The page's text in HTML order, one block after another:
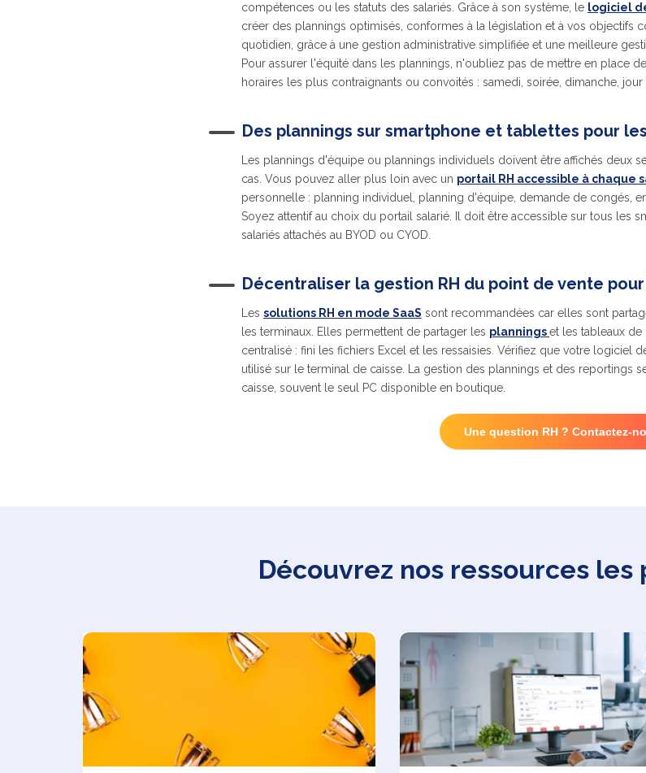
compétences ou les statuts des salariés. Grâce à son système, le logiciel
créer des plannings optimisés, conformes à la législation et à vos objectifs
quotidien, grâce à une gestion administrative simplifiée et une meilleure
Pour assurer l'équité dans les plannings, n'oubliez pas de mettre en place
horaires les plus contraignants ou convoités : samedi, soirée, dimanche, jour
Des plannings sur smartphone et tablettes pour
Les plannings d'équipe ou plannings individuels doivent être affichés deux
cas. Vous pouvez aller plus loin avec un portail RH accessible à chaque
personnelle : planning individuel, planning d'équipe, demande de congés,
Soyez attentif au choix du portail salarié. Il doit être accessible sur tous les
salariés attachés au BYOD ou CYOD.
Décentraliser la gestion RH du point de vente
Les solutions RH en mode SaaS sont recommandées car elles sont
les terminaux. Elles permettent de partager les planningset les tableaux de
centralisé : fini les fichiers Excel et les ressaisies. Vérifiez que votre logiciel
utilisé sur le terminal de caisse. La gestion des plannings et des reportings
caisse, souvent le seul PC disponible en boutique.
Une question RH ? Contactez-
Découvrez nos ressources